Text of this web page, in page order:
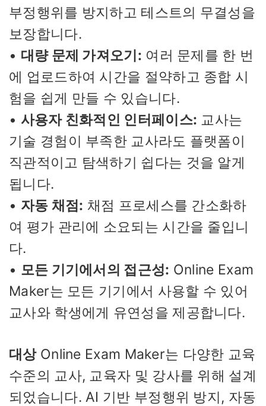
부정행위를 방지하고 테스트의 무결성을
보장합니다.
• 대량 문제 가져오기: 여러 문제를 한 번
에 업로드하여 시간을 절약하고 종합 시
험을 쉽게 만들 수 있습니다.
• 사용자 친화적인 인터페이스: 교사는
기술 경험이 부족한 교사라도 플랫폼이
직관적이고 탐색하기 쉽다는 것을 알게
됩니다.
• 자동 채점: 채점 프로세스를 간소화하
여 평가 관리에 소요되는 시간을 줄입니
다.
• 모든 기기에서의 접근성: Online Exam
Maker는 모든 기기에서 사용할 수 있어
교사와 학생에게 유연성을 제공합니다.
대상Online Exam Maker는 다양한 교육
수준의 교사, 교육자 및 강사를 위해 설계
되었습니다. AI 기반 부정행위 방지, 자동